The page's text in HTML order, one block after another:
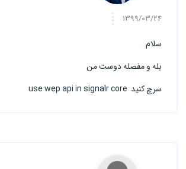
1399/03/24
سلام
بله و مفصله دوست من
سرچ کنید use wep api in signalr core